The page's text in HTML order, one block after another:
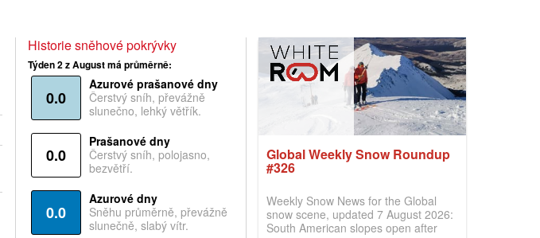
Historie sněhové pokrývky
Týden 2 z August má průměrně:
0.0
Azurové prašanové dny
Čerstvý sníh, převážně
slunečno, lehký větřík.
0.0
Prašanové dny
Čerstvý sníh, polojasno,
bezvětří.
0.0
Azurové dny
Sněhu průměrně, převážně
slunečně, slabý vítr.
Global Weekly Snow Roundup
#326
Weekly Snow News for the Global
snow scene, updated 7 August 2026:
South American slopes open after